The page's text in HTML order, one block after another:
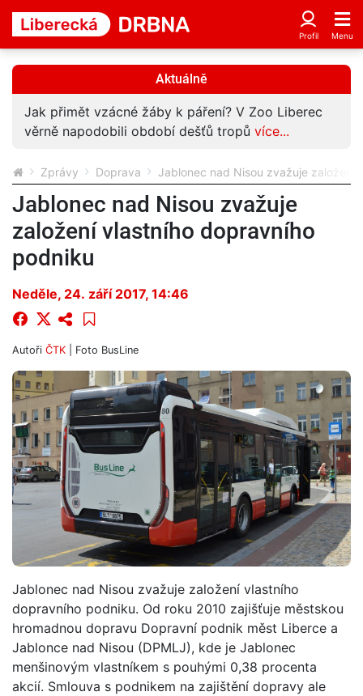
Aktuálně
Jak přimět vzácné žáby k páření? V Zoo Liberec
věrně napodobili období dešťů tropů více...
Zprávy Doprava Jablonec nad Nisou zvažuje založení
Jablonec nad Nisou zvažuje
založení vlastního dopravního
podniku
Neděle, 24. září 2017, 14:46
Autoři ČTK | Foto BusLine
Jablonec nad Nisou zvažuje založení vlastního
dopravního podniku. Od roku 2010 zajišťuje městskou
hromadnou dopravu Dopravní podnik měst Liberce a
Jablonce nad Nisou (DPMLJ), kde je Jablonec
menšinovým vlastníkem s pouhými 0,38 procenta
akcií. Smlouva s podnikem na zajištění dopravy ale